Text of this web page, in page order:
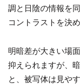
調と日陰の情報を
コントラストを決
明暗差が大きい場
抑えられますが、
と、被写体は見や